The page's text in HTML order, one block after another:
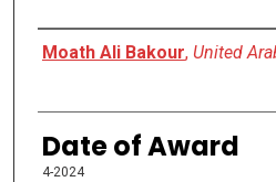
Author
Moath Ali Bakour, United
Date of Award
4-2024